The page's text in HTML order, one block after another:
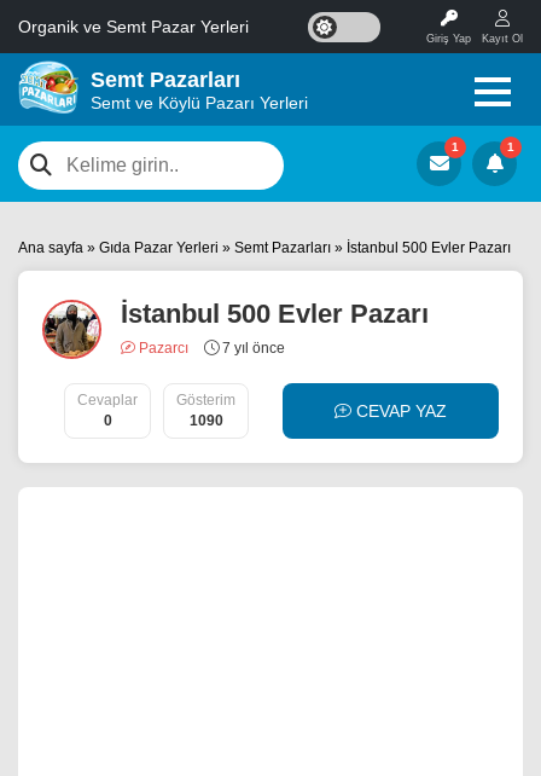
Organik ve Semt Pazar Yerleri
Giriş Yap Kayıt Ol
Semt Pazarları
Semt ve Köylü Pazarı Yerleri
Ana sayfa » Gıda Pazar Yerleri » Semt Pazarları » İstanbul 500 Evler Pazarı
İstanbul 500 Evler Pazarı
Pazarcı 7 yıl önce
Cevaplar
0
Gösterim
1090
CEVAP YAZ